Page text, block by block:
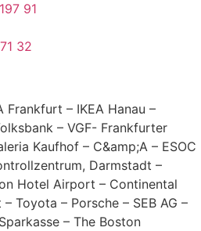
91
32
Frankfurt – IKEA Hanau –
– VGF- Frankfurter
Kaufhof – C&amp;A – ESOC
Darmstadt –
Hotel Airport – Continental
Toyota – Porsche – SEB AG –
– The Boston